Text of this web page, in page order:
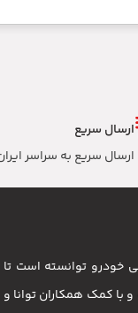
ارسال سریع
ارسال سریع به سراسر
خودرو توانسته
آوری شده و با کمک همکاران